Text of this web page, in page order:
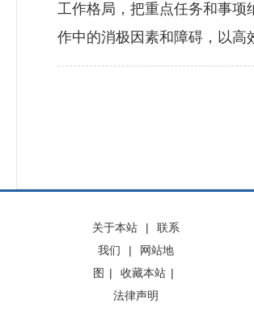
工作格局，把重点任务和事项
作中的消极因素和障碍，以高
关于本站 |
联系
我们
|
网站地
图 | 收藏本站 |
法律声明